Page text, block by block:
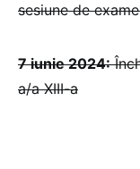
sesiune de
7 iunie 2024:
a/a XIII-a